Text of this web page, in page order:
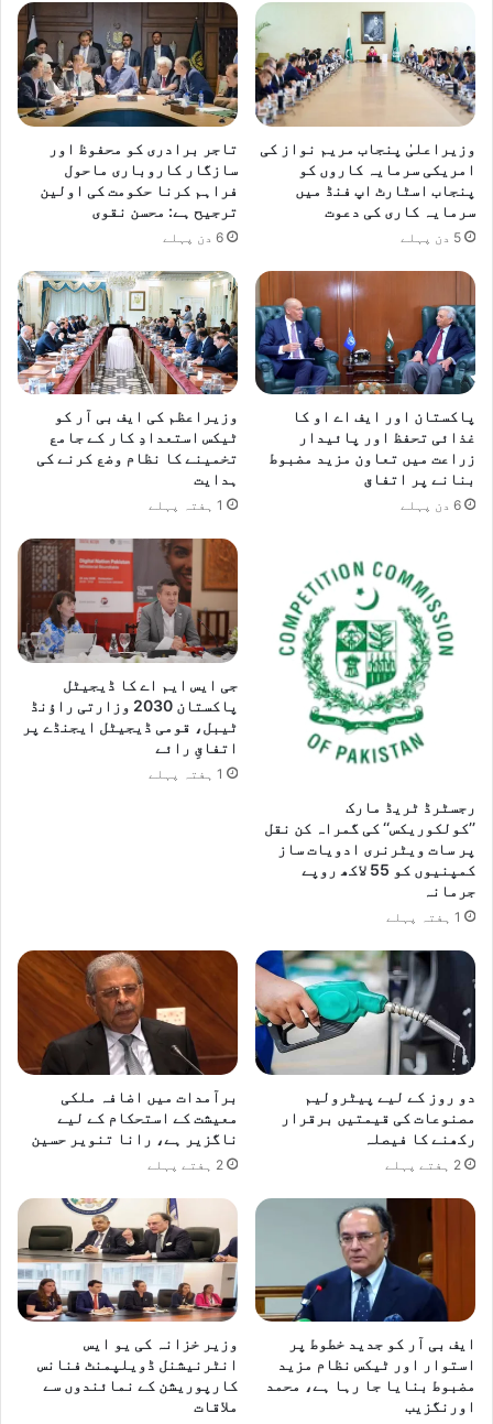
وزیراعلیٰ پنجاب مریم نواز کی
امریکی سرمایہ کاروں کو
پنجاب اسٹارٹ اپ فنڈ میں
سرمایہ کاری کی دعوت
5 دن پہلے
تاجر برادری کو محفوظ اور
سازگار کاروباری ماحول
فراہم کرنا حکومت کی اولین
ترجیح ہے: محسن نقوی
6 دن پہلے
پاکستان اور ایف اے او کا
غذائی تحفظ اور پائیدار
زراعت میں تعاون مزید مضبوط
بنانے پر اتفاق
6 دن پہلے
وزیراعظم کی ایف بی آر کو
ٹیکس استعدادِ کار کے جامع
تخمینے کا نظام وضع کرنے کی
ہدایت
1 ہفتہ پہلے
رجسٹرڈ ٹریڈ مارک
’’کولکوریکس‘‘ کی گمراہ کن نقل
پر سات ویٹرنری ادویات ساز
کمپنیوں کو 55 لاکھ روپے
جرمانہ
1 ہفتہ پہلے
جی ایس ایم اے کا ڈیجیٹل
پاکستان 2030 وزارتی راؤنڈ
ٹیبل، قومی ڈیجیٹل ایجنڈے پر
اتفاقِ رائے
1 ہفتہ پہلے
دو روز کے لیے پیٹرولیم
مصنوعات کی قیمتیں برقرار
رکھنے کا فیصلہ
2 ہفتے پہلے
برآمدات میں اضافہ ملکی
معیشت کے استحکام کے لیے
ناگزیر ہے، رانا تنویر حسین
2 ہفتے پہلے
ایف بی آر کو جدید خطوط پر
استوار اور ٹیکس نظام مزید
مضبوط بنایا جا رہا ہے، محمد
اورنگزیب
وزیر خزانہ کی یو ایس
انٹرنیشنل ڈویلپمنٹ فنانس
کارپوریشن کے نمائندوں سے
ملاقات